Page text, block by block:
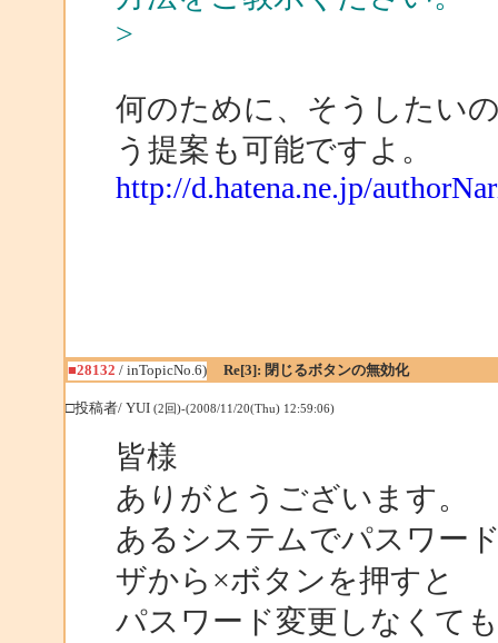
>
何のために、そうしたい
う提案も可能ですよ。
http://d.hatena.ne.jp/
■28132 / inTopicNo.6) Re[3]: 閉じるボタンの無効化
□投稿者/ YUI (2回)-(2008/11/20(Thu) 12:59:06)
皆様
ありがとうございます。
あるシステムでパスワー
ザから×ボタンを押すと
パスワード変更しなくて